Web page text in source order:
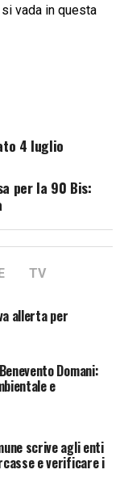
vada in questa
4 luglio
per la 90 Bis:
TV
allerta per
Domani:
e
scrive agli enti
e verificare i